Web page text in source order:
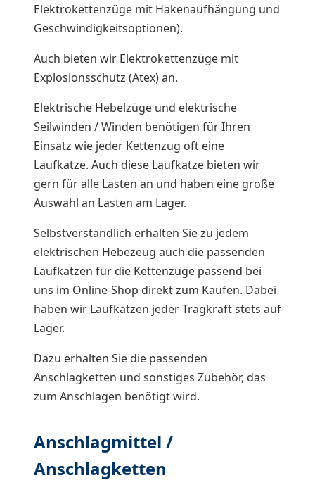
Elektrokettenzüge mit Hakenaufhängung und
Geschwindigkeitsoptionen).
Auch bieten wir Elektrokettenzüge mit
Explosionsschutz (Atex) an.
Elektrische Hebelzüge und elektrische
Seilwinden / Winden benötigen für Ihren
Einsatz wie jeder Kettenzug oft eine
Laufkatze. Auch diese Laufkatze bieten wir
gern für alle Lasten an und haben eine große
Auswahl an Lasten am Lager.
Selbstverständlich erhalten Sie zu jedem
elektrischen Hebezeug auch die passenden
Laufkatzen für die Kettenzüge passend bei
uns im Online-Shop direkt zum Kaufen. Dabei
haben wir Laufkatzen jeder Tragkraft stets auf
Lager.
Dazu erhalten Sie die passenden
Anschlagketten und sonstiges Zubehör, das
zum Anschlagen benötigt wird.
Anschlagmittel /
Anschlagketten